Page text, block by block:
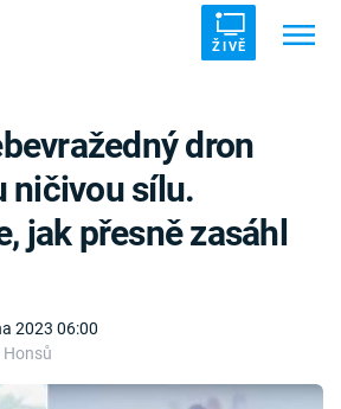
ŽIVĚ
DÁVNOVĚKU
2023 06:00
dron
ničivou sílu.
jak přesně zasáhl